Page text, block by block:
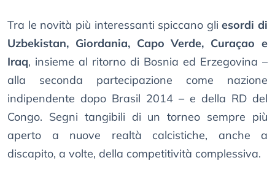
Tra le novità più interessanti spiccano gliesordi di
Uzbekistan, Giordania, Capo Verde, Curaçao e
Iraq, insieme al ritorno di Bosnia ed Erzegovina –
alla seconda partecipazione come nazione
indipendente dopo Brasil 2014 – e della RD del
Congo. Segni tangibili di un torneo sempre più
aperto a nuove realtà calcistiche, anche a
discapito, a volte, della competitività complessiva.